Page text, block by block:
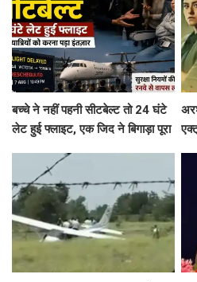
बच्चे ने नहीं पहनी सीटबेल्ट तो 24 घंटे
लेट हुई फ्लाइट, एक जिद ने बिगाड़ा पूरा